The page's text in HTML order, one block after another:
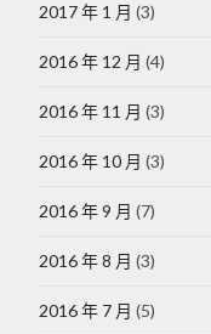
2017 年 1 月 (3)
2016 年 12 月 (4)
2016 年 11 月 (3)
2016 年 10 月 (3)
2016 年 9 月 (7)
2016 年 8 月 (3)
2016 年 7 月 (5)